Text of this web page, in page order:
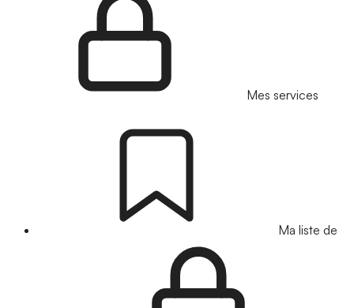
Mes services
Ma liste de